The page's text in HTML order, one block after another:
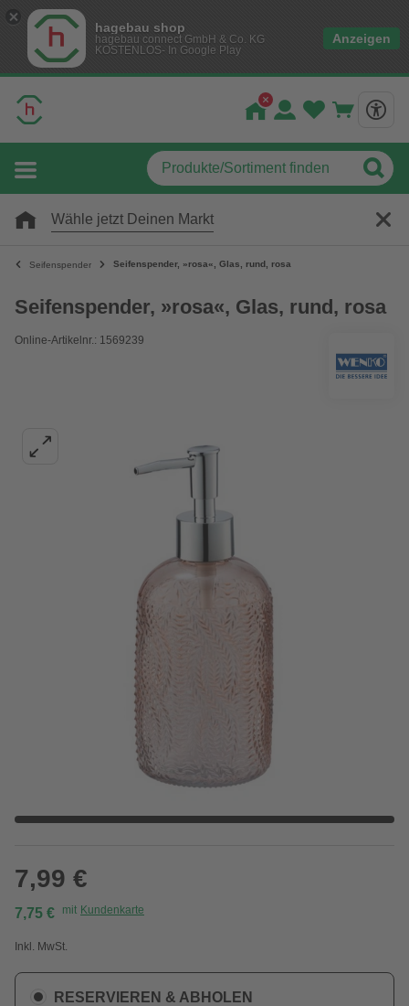
hagebau shop
hagebau connect GmbH & Co. KG
KOSTENLOS- In Google Play
Anzeigen
Wähle jetzt Deinen Markt
Seifenspender Seifenspender, »rosa«, Glas, rund, rosa
Seifenspender, »rosa«, Glas, rund, rosa
Online-Artikelnr.: 1569239
7,99 €
7,75 € mit Kundenkarte
Inkl. MwSt.
RESERVIEREN & ABHOLEN